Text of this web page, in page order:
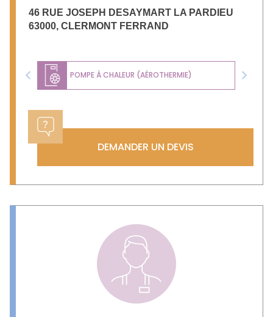
46 RUE JOSEPH DESAYMART LA PARDIEU
63000, CLERMONT FERRAND
POMPE À CHALEUR (AÉROTHERMIE)
Previous Next
DEMANDER UN DEVIS